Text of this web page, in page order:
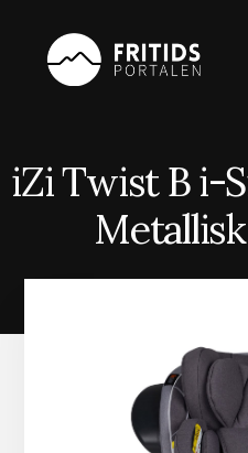
content
iZi Twist B i-